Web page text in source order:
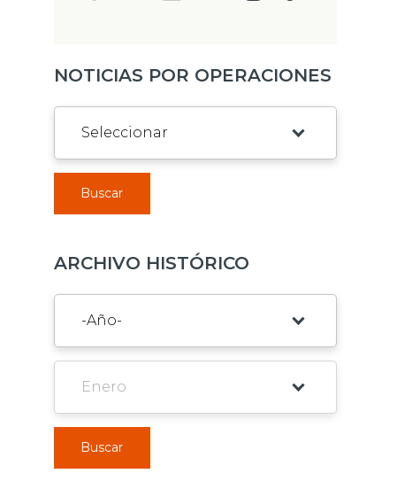
NOTICIAS POR OPERACIONES
Buscar
ARCHIVO HISTÓRICO
Buscar